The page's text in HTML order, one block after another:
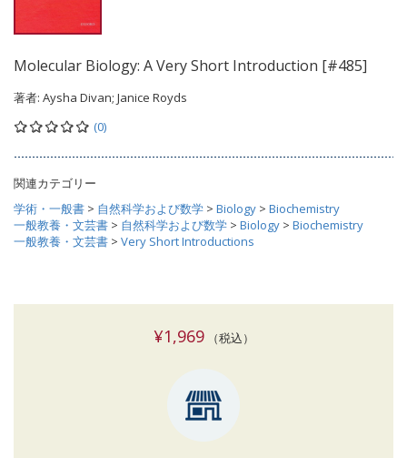
Molecular Biology: A Very Short Introduction [#485]
著者: Aysha Divan; Janice Royds
(0)
関連カテゴリー
学術・一般書 > 自然科学および数学 > Biology > Biochemistry
一般教養・文芸書 > 自然科学および数学 > Biology > Biochemistry
一般教養・文芸書 > Very Short Introductions
¥1,969（税込）